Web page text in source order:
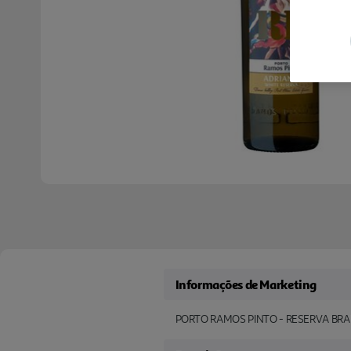
Informações de Marketing
PORTO RAMOS PINTO - RESERVA